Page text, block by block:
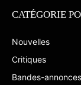
CATÉGORIE
Nouvelles
Critiques
Bandes-annonces